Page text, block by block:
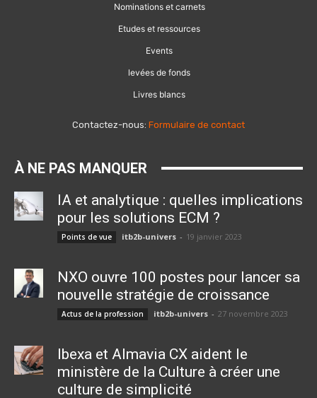
Nominations et carnets
Etudes et ressources
Events
levées de fonds
Livres blancs
Contactez-nous: Formulaire de contact
À NE PAS MANQUER
IA et analytique : quelles implications
pour les solutions ECM ?
Points de vue itb2b-univers - 19 janvier 2023
NXO ouvre 100 postes pour lancer sa
nouvelle stratégie de croissance
Actus de la profession itb2b-univers - 27 novembre 2023
Ibexa et Almavia CX aident le
ministère de la Culture à créer une
culture de simplicité